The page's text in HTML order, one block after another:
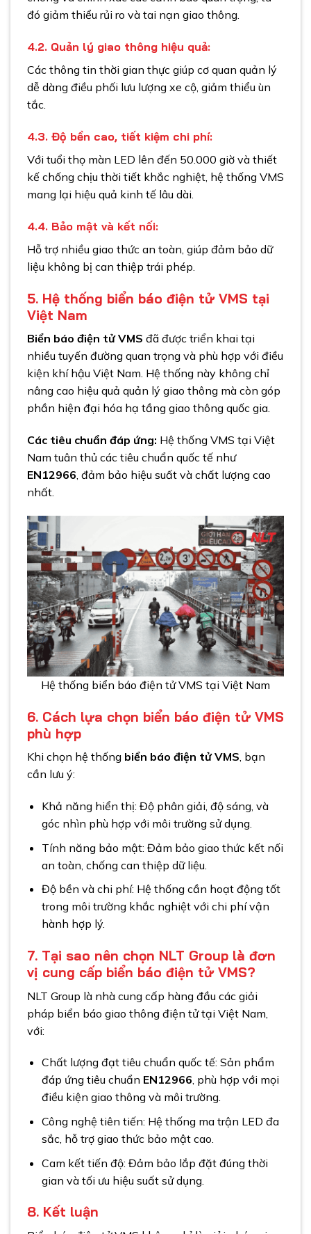
đó giảm thiểu rủi ro và tai nạn giao thông.
4.2. Quản lý giao thông hiệu quả:
Các thông tin thời gian thực giúp cơ quan quản lý
dễ dàng điều phối lưu lượng xe cộ, giảm thiểu ùn
tắc.
4.3. Độ bền cao, tiết kiệm chi phí:
Với tuổi thọ màn LED lên đến 50.000 giờ và thiết
kế chống chịu thời tiết khắc nghiệt, hệ thống VMS
mang lại hiệu quả kinh tế lâu dài.
4.4. Bảo mật và kết nối:
Hỗ trợ nhiều giao thức an toàn, giúp đảm bảo dữ
liệu không bị can thiệp trái phép.
5. Hệ thống biển báo điện tử VMS tại
Việt Nam
Biển báo điện tử VMS đã được triển khai tại
nhiều tuyến đường quan trọng và phù hợp với điều
kiện khí hậu Việt Nam. Hệ thống này không chỉ
nâng cao hiệu quả quản lý giao thông mà còn góp
phần hiện đại hóa hạ tầng giao thông quốc gia.
Các tiêu chuẩn đáp ứng: Hệ thống VMS tại Việt
Nam tuân thủ các tiêu chuẩn quốc tế như
EN12966, đảm bảo hiệu suất và chất lượng cao
nhất.
Hệ thống biển báo điện tử VMS tại Việt Nam
6. Cách lựa chọn biển báo điện tử VMS
phù hợp
Khi chọn hệ thống biển báo điện tử VMS, bạn
cần lưu ý:
Khả năng hiển thị: Độ phân giải, độ sáng, và
góc nhìn phù hợp với môi trường sử dụng.
Tính năng bảo mật: Đảm bảo giao thức kết nối
an toàn, chống can thiệp dữ liệu.
Độ bền và chi phí: Hệ thống cần hoạt động tốt
trong môi trường khắc nghiệt với chi phí vận
hành hợp lý.
7. Tại sao nên chọn NLT Group là đơn
vị cung cấp biển báo điện tử VMS?
NLT Group là nhà cung cấp hàng đầu các giải
pháp biển báo giao thông điện tử tại Việt Nam,
với:
Chất lượng đạt tiêu chuẩn quốc tế: Sản phẩm
đáp ứng tiêu chuẩn EN12966, phù hợp với mọi
điều kiện giao thông và môi trường.
Công nghệ tiên tiến: Hệ thống ma trận LED đa
sắc, hỗ trợ giao thức bảo mật cao.
Cam kết tiến độ: Đảm bảo lắp đặt đúng thời
gian và tối ưu hiệu suất sử dụng.
8. Kết luận